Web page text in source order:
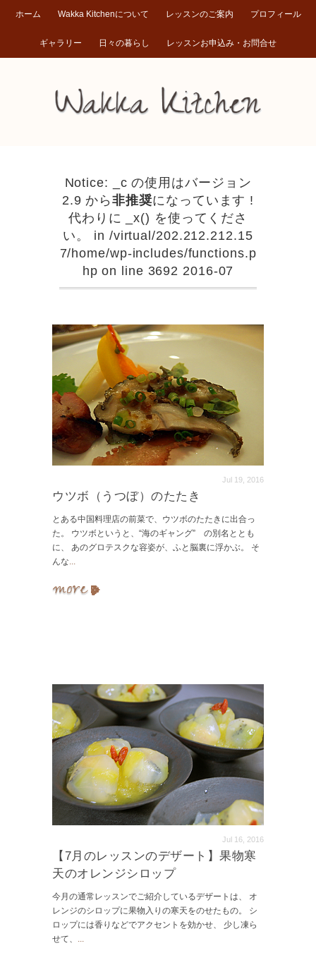
ホーム Wakka Kitchenについて レッスンのご案内 プロフィール
ギャラリー 日々の暮らし レッスンお申込み・お問合せ
Notice: _c の使用はバージョン
2.9 から非推奨になっています !
代わりに _x() を使ってくださ
い。 in /virtual/202.212.212.15
7/home/wp-includes/functions.p
hp on line 3692 2016-07
Jul 19, 2016
ウツボ（うつぼ）のたたき
とある中国料理店の前菜で、ウツボのたたきに出合っ
た。 ウツボというと、“海のギャング” の別名ととも
に、 あのグロテスクな容姿が、ふと脳裏に浮かぶ。 そ
んな...
Jul 16, 2016
【7月のレッスンのデザート】果物寒
天のオレンジシロップ
今月の通常レッスンでご紹介しているデザートは、 オ
レンジのシロップに果物入りの寒天をのせたもの。 シ
ロップには香りなどでアクセントを効かせ、 少し凍ら
せて、 ...